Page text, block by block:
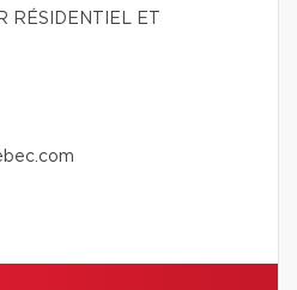
RÉSIDENTIEL ET